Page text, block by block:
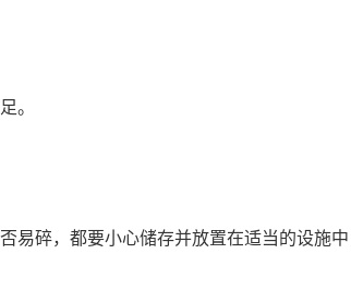
。
易碎，都要小心储存并放置在适当的设施